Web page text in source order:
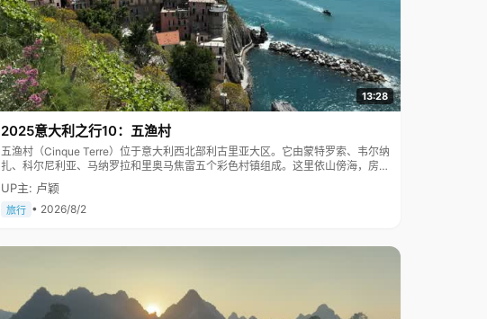
13:28
2025意大利之行10：五渔村
五渔村（Cinque Terre）位于意大利西北部利古里亚大区。它由蒙特罗索、韦尔纳
扎、科尔尼利亚、马纳罗拉和里奥马焦雷五个彩色村镇组成。这里依山傍海，房屋
色彩斑斓，1997年被列为世界文化遗产。
UP主: 卢颖
旅行 • 2026/8/2